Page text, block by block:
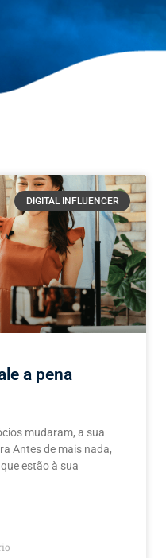
novidades
digital.
DIGITAL INFLUENCER
a pena
mudaram, a sua
Antes de mais nada,
estão à sua